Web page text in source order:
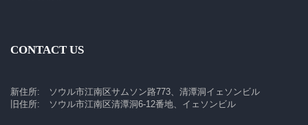
CONTACT US
新住所: ソウル市江南区サムソン路773、清潭洞イェソンビル
旧住所: ソウル市江南区清潭洞6-12番地、イェソンビル